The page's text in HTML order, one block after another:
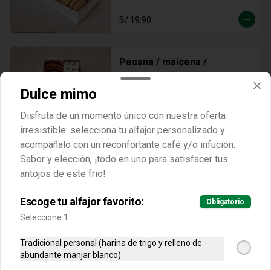
S/ 19.90
Pecana / maicena /
chocolate x 17
S/ 19.90
10 Tradicional / 5 Chocolate / 4
S/ 19.90
Dulce mimo
Disfruta de un momento único con nuestra oferta
irresistible: selecciona tu alfajor personalizado y
acompáñalo con un reconfortante café y/o infución.
Sabor y elección, ¡todo en uno para satisfacer tus
antojos de este frio!
Escoge tu alfajor favorito: Obligatorio
Seleccione 1
Tradicional personal (harina de trigo y relleno de
abundante manjar blanco)